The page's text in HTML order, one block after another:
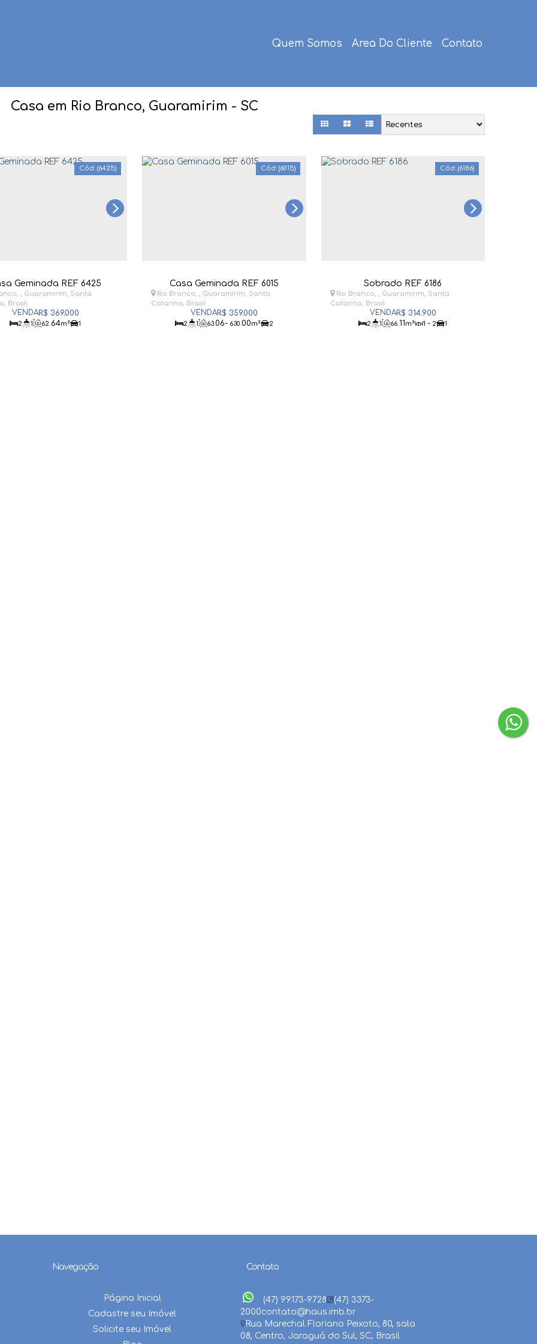
Quem Somos Area Do Cliente Contato
Casa em Rio Branco, Guaramirim - SC
(6425)
Geminada REF 6425
R$ 369.000
, Guaramirim, Santa
, Brasil
2 1 62 .64m² 1
(6015)
Casa Geminada REF 6015
R$ 359.000
Rio Branco , Guaramirim, Santa
Catarina, Brasil
2 1 63.06~ 630 .00m² 2
(6186)
Sobrado REF 6186
R$ 314.900
Rio Branco , Guaramirim, Santa
Catarina, Brasil
2 1 66 .11m² 1 ~ 2 1
Navegação
Página Inicial
Cadastre seu Imóvel
Solicite seu Imóvel
Contato
(47) 99173-9728
(47) 3373-
2000contato@haus.imb.br
Rua Marechal Floriano Peixoto, 80, sala
08, Centro, Jaraguá do Sul, SC, Brasil